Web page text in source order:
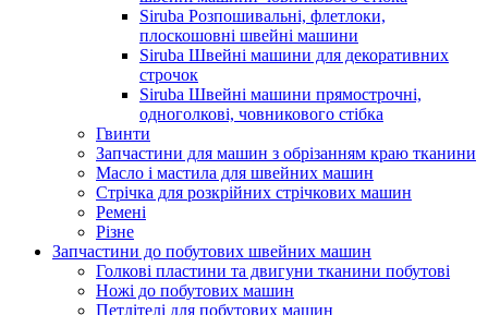
Siruba Розпошивальні, флетлоки,
плоскошовні швейні машини
Siruba Швейні машини для декоративних
строчок
Siruba Швейні машини прямострочні,
одноголкові, човникового стібка
Гвинти
Запчастини для машин з обрізанням краю тканини
Масло і мастила для швейних машин
Стрічка для розкрійних стрічкових машин
Ремені
Різне
Запчастини до побутових швейних машин
Голкові пластини та двигуни тканини побутові
Ножі до побутових машин
Петлітелі для побутових машин